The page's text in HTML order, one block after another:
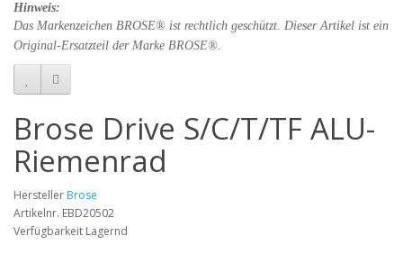
Hinweis:
Das Markenzeichen BROSE® ist rechtlich geschützt. Dieser Artikel ist ein
Original-Ersatzteil der Marke BROSE®.
Brose Drive S/C/T/TF ALU-
Riemenrad
Hersteller Brose
Artikelnr. EBD20502
Verfügbarkeit Lagernd